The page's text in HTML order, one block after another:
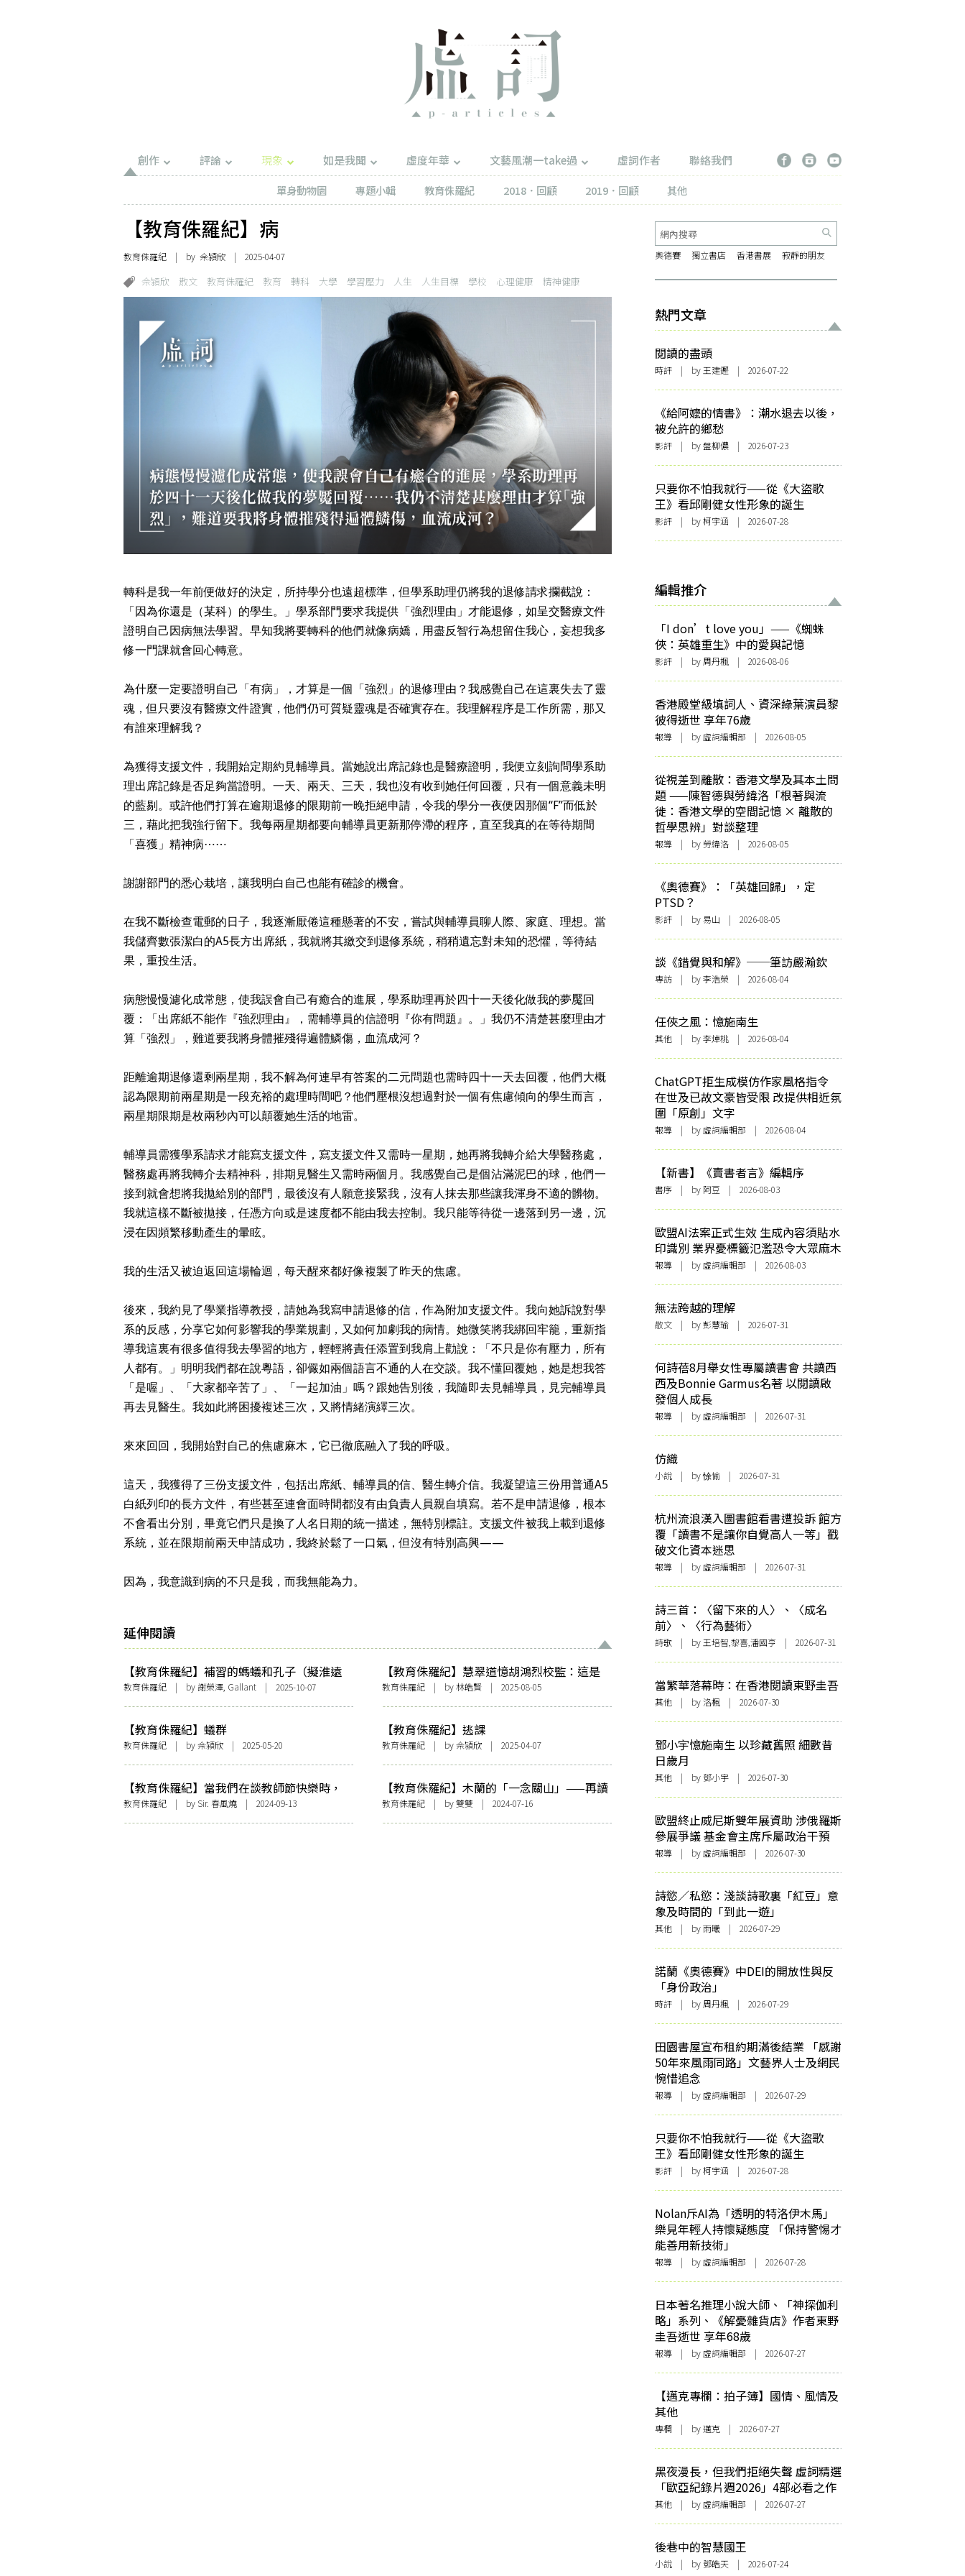
創作 評論 現象 如是我聞 虛度年華 文藝風潮一take過 虛詞作者
聯絡我們
單身動物園
專題小輯 教育侏羅紀 2018．回顧 2019．回顧 其他
【教育侏羅紀】病
教育侏羅紀 | by 佘潁欣 | 2025-04-07
佘潁欣 散文 教育侏羅紀 教育 轉科 大學 學習壓力 人生 人生目標 學校 心理健康 精神健康
轉科是我一年前便做好的決定，所持學分也遠超標準，但學系助理仍將我的退修請求攔截說：
「因為你還是（某科）的學生。」學系部門要求我提供「強烈理由」才能退修，如呈交醫療文件
證明自己因病無法學習。早知我將要轉科的他們就像病嬌，用盡反智行為想留住我心，妄想我多
修一門課就會回心轉意。
為什麼一定要證明自己「有病」，才算是一個「強烈」的退修理由？我感覺自己在這裏失去了靈
魂，但只要沒有醫療文件證實，他們仍可質疑靈魂是否確實存在。我理解程序是工作所需，那又
有誰來理解我？
為獲得支援文件，我開始定期約見輔導員。當她說出席記錄也是醫療證明，我便立刻詢問學系助
理出席記錄是否足夠當證明。一天、兩天、三天，我也沒有收到她任何回覆，只有一個意義未明
的藍剔。或許他們打算在逾期退修的限期前一晚拒絕申請，令我的學分一夜便因那個“F”而低於
三，藉此把我強行留下。我每兩星期都要向輔導員更新那停滯的程序，直至我真的在等待期間
「喜獲」精神病⋯⋯
謝謝部門的悉心栽培，讓我明白自己也能有確診的機會。
在我不斷檢查電郵的日子，我逐漸厭倦這種懸著的不安，嘗試與輔導員聊人際、家庭、理想。當
我儲齊數張潔白的A5長方出席紙，我就將其繳交到退修系統，稍稍遺忘對未知的恐懼，等待結
果，重投生活。
病態慢慢濾化成常態，使我誤會自己有癒合的進展，學系助理再於四十一天後化做我的夢魘回
覆：「出席紙不能作『強烈理由』，需輔導員的信證明『你有問題』。」我仍不清楚甚麼理由才
算「強烈」，難道要我將身體摧殘得遍體鱗傷，血流成河？
距離逾期退修還剩兩星期，我不解為何連早有答案的二元問題也需時四十一天去回覆，他們大概
認為限期前兩星期是一段充裕的處理時間吧？他們壓根沒想過對於一個有焦慮傾向的學生而言，
兩星期限期是枚兩秒內可以顛覆她生活的地雷。
輔導員需獲學系請求才能寫支援文件，寫支援文件又需時一星期，她再將我轉介給大學醫務處，
醫務處再將我轉介去精神科，排期見醫生又需時兩個月。我感覺自己是個沾滿泥巴的球，他們一
接到就會想將我拋給別的部門，最後沒有人願意接緊我，沒有人抹去那些讓我渾身不適的髒物。
我就這樣不斷被拋接，任憑方向或是速度都不能由我去控制。我只能等待從一邊落到另一邊，沉
浸在因頻繁移動產生的暈眩。
我的生活又被迫返回這場輪迴，每天醒來都好像複製了昨天的焦慮。
後來，我約見了學業指導教授，請她為我寫申請退修的信，作為附加支援文件。我向她訴說對學
系的反感，分享它如何影響我的學業規劃，又如何加劇我的病情。她微笑將我綁回牢籠，重新指
導我這裏有很多值得我去學習的地方，輕輕將責任添置到我肩上勸說：「不只是你有壓力，所有
人都有。」明明我們都在說粵語，卻儼如兩個語言不通的人在交談。我不懂回覆她，她是想我答
「是喔」、「大家都辛苦了」、「一起加油」嗎？跟她告別後，我隨即去見輔導員，見完輔導員
再去見醫生。我如此將困擾複述三次，又將情緒演繹三次。
來來回回，我開始對自己的焦慮麻木，它已徹底融入了我的呼吸。
這天，我獲得了三份支援文件，包括出席紙、輔導員的信、醫生轉介信。我凝望這三份用普通A5
白紙列印的長方文件，有些甚至連會面時間都沒有由負責人員親自填寫。若不是申請退修，根本
不會看出分別，畢竟它們只是換了人名日期的統一描述，無特別標註。支援文件被我上載到退修
系統，並在限期前兩天申請成功，我終於鬆了一口氣，但沒有特別高興——
因為，我意識到病的不只是我，而我無能為力。
延伸閱讀
【教育侏羅紀】補習的螞蟻和孔子（擬淮遠
兩則）
教育侏羅紀 | by 謝榮澤, Gallant | 2025-10-07
【教育侏羅紀】慧翠道憶胡鴻烈校監：這是
只屬於某個逝去時代的樹仁故事
教育侏羅紀 | by林皓賢 | 2025-08-05
【教育侏羅紀】蟻群
教育侏羅紀 | by 佘潁欣 | 2025-05-20
【教育侏羅紀】逃課
教育侏羅紀 | by 佘潁欣 | 2025-04-07
【教育侏羅紀】當我們在談教師節快樂時，
我們在談論什麼？
教育侏羅紀 | by Sir. 春風燒 | 2024-09-13
【教育侏羅紀】木蘭的「一念關山」——再讀
中一課文〈木蘭辭〉的浮想聯翩
教育侏羅紀 | by雙雙 | 2024-07-16
奧德賽 獨立書店 香港書展 寂靜的朋友
熱門文章
閱讀的盡頭
時評 | by 王建鏗 | 2026-07-22
《給阿嬤的情書》：潮水退去以後，
被允許的鄉愁
影評 | by 盤柳儂 | 2026-07-23
只要你不怕我就行——從《大盜歌
王》看邱剛健女性形象的誕生
影評 | by 柯宇涵 | 2026-07-28
編輯推介
「I don’t love you」——《蜘蛛
俠：英雄重生》中的愛與記憶
影評 | by 周丹楓 | 2026-08-06
香港殿堂級填詞人、資深綠葉演員黎
彼得逝世 享年76歲
報導 | by 虛詞編輯部 | 2026-08-05
從視差到離散：香港文學及其本土問
題 ——陳智德與勞緯洛「根著與流
徙：香港文學的空間記憶 × 離散的
哲學思辨」對談整理
報導 | by 勞緯洛 | 2026-08-05
《奧德賽》：「英雄回歸」，定
PTSD？
影評 | by 易山 | 2026-08-05
談《錯覺與和解》──筆訪嚴瀚欽
專訪 | by 李浩榮 | 2026-08-04
任俠之風：憶施南生
其他 | by 李焯桃 | 2026-08-04
ChatGPT拒生成模仿作家風格指令
在世及已故文豪皆受限 改提供相近氛
圍「原創」文字
報導 | by 虛詞編輯部 | 2026-08-04
【新書】《賣書者言》編輯序
書序 | by 阿豆 | 2026-08-03
歐盟AI法案正式生效 生成內容須貼水
印識別 業界憂標籤氾濫恐令大眾麻木
報導 | by 虛詞編輯部 | 2026-08-03
無法跨越的理解
散文 | by 彭慧瑜 | 2026-07-31
何詩蓓8月舉女性專屬讀書會 共讀西
西及Bonnie Garmus名著 以閱讀啟
發個人成長
報導 | by 虛詞編輯部 | 2026-07-31
仿織
小說 | by 悇愉 | 2026-07-31
杭州流浪漢入圖書館看書遭投訴 館方
覆「讀書不是讓你自覺高人一等」戳
破文化資本迷思
報導 | by 虛詞編輯部 | 2026-07-31
詩三首：〈留下來的人〉、〈成名
前〉、〈行為藝術〉
詩歌 | by 王培智,黎喜,潘國亨 | 2026-07-31
當繁華落幕時：在香港閱讀東野圭吾
其他 | by洛楓 | 2026-07-30
鄧小宇憶施南生 以珍藏舊照 細數昔
日歲月
其他 | by 鄧小宇 | 2026-07-30
歐盟終止威尼斯雙年展資助 涉俄羅斯
參展爭議 基金會主席斥屬政治干預
報導 | by 虛詞編輯部 | 2026-07-30
詩慾／私慾：淺談詩歌裏「紅豆」意
象及時間的「到此一遊」
其他 | by 雨曦 | 2026-07-29
諾蘭《奧德賽》中DEI的開放性與反
「身份政治」
時評 | by 周丹楓 | 2026-07-29
田園書屋宣布租約期滿後結業 「感謝
50年來風雨同路」文藝界人士及網民
惋惜追念
報導 | by 虛詞編輯部 | 2026-07-29
只要你不怕我就行——從《大盜歌
王》看邱剛健女性形象的誕生
影評 | by 柯宇涵 | 2026-07-28
Nolan斥AI為「透明的特洛伊木馬」
樂見年輕人持懷疑態度 「保持警惕才
能善用新技術」
報導 | by 虛詞編輯部 | 2026-07-28
日本著名推理小說大師、「神探伽利
略」系列、《解憂雜貨店》作者東野
圭吾逝世 享年68歲
報導 | by 虛詞編輯部 | 2026-07-27
【邁克專欄：拍子簿】國情、風情及
其他
專欄 | by邁克 | 2026-07-27
黑夜漫長，但我們拒絕失聲 虛詞精選
「歐亞紀錄片週2026」4部必看之作
其他 | by 虛詞編輯部 | 2026-07-27
後巷中的智慧國王
小說 | by 鄧皓天 | 2026-07-24